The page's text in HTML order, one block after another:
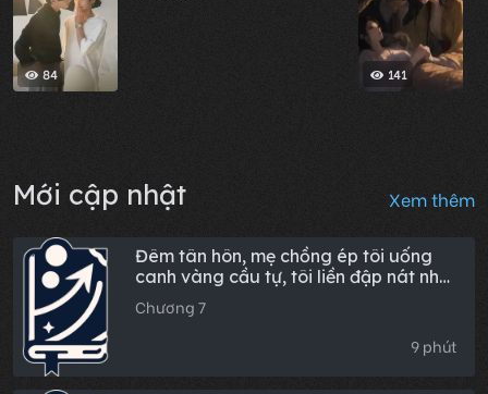
84 141
Mới cập nhật Xem thêm
Đêm tân hôn, mẹ chồng ép tôi uống
canh vàng cầu tự, tôi liền đập nát nhà
bà
Chương 7
9 phút